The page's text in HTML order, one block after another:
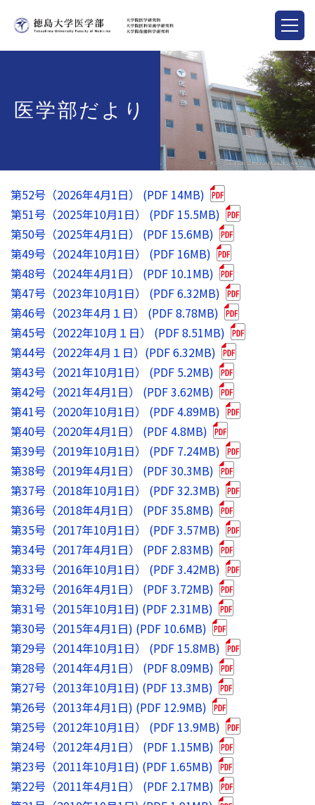
医学部だより
第52号（2026年4月1日） (PDF 14MB)
第51号（2025年10月1日） (PDF 15.5MB)
第50号（2025年4月1日） (PDF 15.6MB)
第49号（2024年10月1日） (PDF 16MB)
第48号（2024年4月1日） (PDF 10.1MB)
第47号（2023年10月1日） (PDF 6.32MB)
第46号（2023年4月１日） (PDF 8.78MB)
第45号（2022年10月１日） (PDF 8.51MB)
第44号（2022年4月１日）(PDF 6.32MB)
第43号（2021年10月1日） (PDF 5.2MB)
第42号（2021年4月1日） (PDF 3.62MB)
第41号（2020年10月1日） (PDF 4.89MB)
第40号（2020年4月1日） (PDF 4.8MB)
第39号（2019年10月1日） (PDF 7.24MB)
第38号（2019年4月1日） (PDF 30.3MB)
第37号（2018年10月1日） (PDF 32.3MB)
第36号（2018年4月1日） (PDF 35.8MB)
第35号（2017年10月1日） (PDF 3.57MB)
第34号（2017年4月1日） (PDF 2.83MB)
第33号（2016年10月1日） (PDF 3.42MB)
第32号（2016年4月1日） (PDF 3.72MB)
第31号（2015年10月1日) (PDF 2.31MB)
第30号（2015年4月1日) (PDF 10.6MB)
第29号（2014年10月1日） (PDF 15.8MB)
第28号（2014年4月1日） (PDF 8.09MB)
第27号（2013年10月1日) (PDF 13.3MB)
第26号（2013年4月1日) (PDF 12.9MB)
第25号（2012年10月1日） (PDF 13.9MB)
第24号（2012年4月1日） (PDF 1.15MB)
第23号（2011年10月1日) (PDF 1.65MB)
第22号（2011年4月1日） (PDF 2.17MB)